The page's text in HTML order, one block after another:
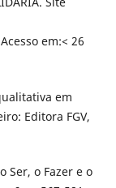
em:< 26
em
Editora FGV,
Ser, o Fazer e o